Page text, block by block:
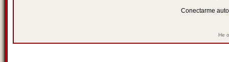
Conectarme
He